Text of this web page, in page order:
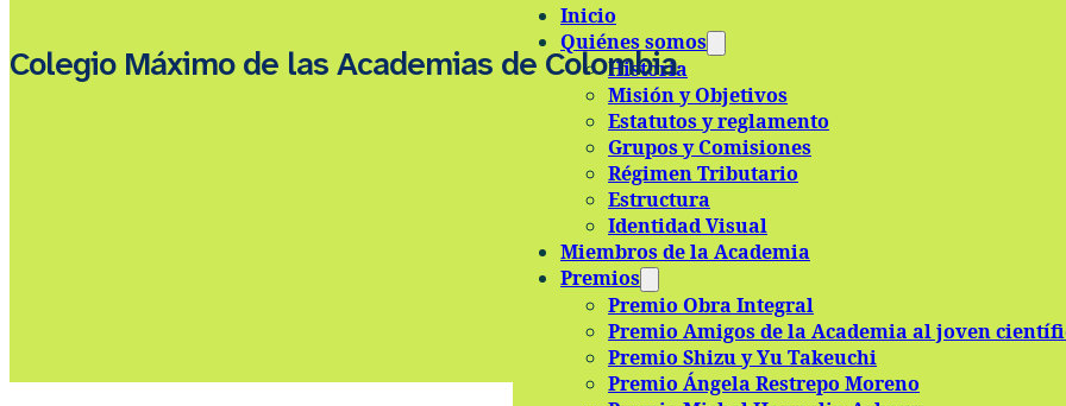
Inicio
Quiénes somos
Historia
Misión y Objetivos
Estatutos y reglamento
Grupos y Comisiones
Régimen Tributario
Estructura
Identidad Visual
Miembros de la Academia
Premios
Premio Obra Integral
Premio Amigos de la Academia al joven
Premio Shizu y Yu Takeuchi
Premio Ángela Restrepo Moreno
Colegio Máximo de las Academias de Colombia